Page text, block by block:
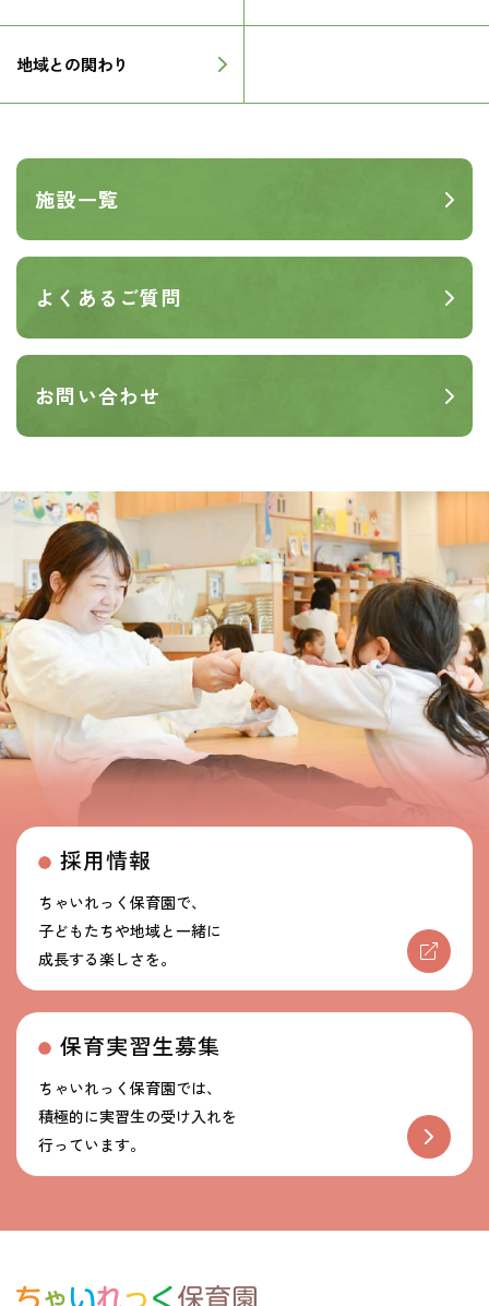
地域との関わり
施設一覧
よくあるご質問
お問い合わせ
採用情報
ちゃいれっく保育園で、
子どもたちや地域と一緒に
成長する楽しさを。
保育実習生募集
ちゃいれっく保育園では、
積極的に実習生の受け入れを
行っています。